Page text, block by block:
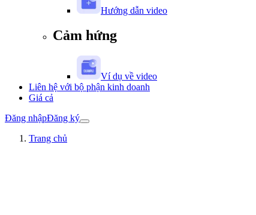
Hướng dẫn video
Cảm hứng
Ví dụ về video
Liên hệ với bộ phận kinh doanh
Giá cả
Đăng nhậpĐăng ký
Trang chủ